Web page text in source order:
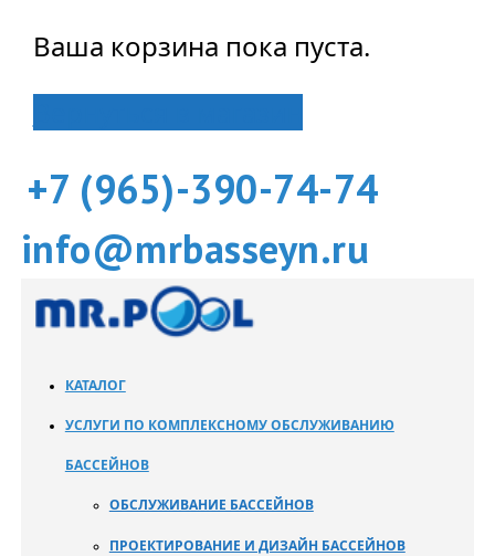
Ваша корзина пока пуста.
+7 (965)-390-74-74
info@mrbasseyn.ru
КАТАЛОГ
УСЛУГИ ПО КОМПЛЕКСНОМУ ОБСЛУЖИВАНИЮ
БАССЕЙНОВ
ОБСЛУЖИВАНИЕ БАССЕЙНОВ
ПРОЕКТИРОВАНИЕ И ДИЗАЙН БАССЕЙНОВ